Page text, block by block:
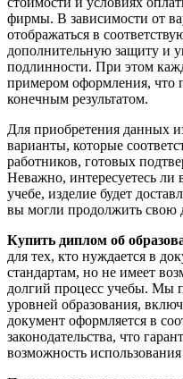
фирмы. В зависимости от
отображаться в
дополнительную защиту и
подлинности. При этом
примером оформления, что
конечным результатом.
Для приобретения данных
варианты, которые
работников, готовых
Неважно, интересуетесь
учебе, изделие будет
вы могли продолжить свою
Купить диплом об
для тех, кто нуждается в
стандартам, но не имеет
долгий процесс учебы. Мы
уровней образования,
документ оформляется в
законодательства, что
возможность